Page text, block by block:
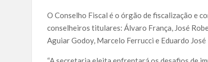
O Conselho Fiscal é o órgão de fiscalização e
conselheiros titulares: Álvaro França, José
Aguiar Godoy, Marcelo Ferrucci e Eduardo